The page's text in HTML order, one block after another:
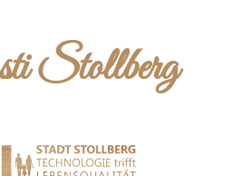
Stollberg